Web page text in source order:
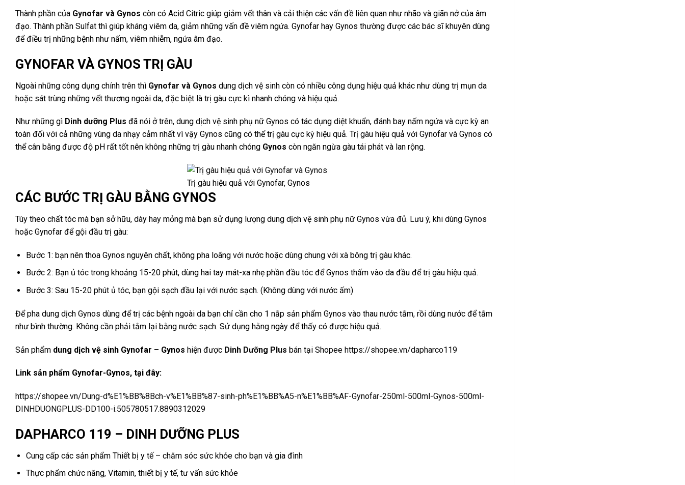
Thành phần của Gynofar và Gynos còn có Acid Citric giúp giảm vết thân và cải thiện các vấn đề liên quan như nhão và giãn nở của âm
đạo. Thành phần Sulfat thì giúp kháng viêm da, giảm những vấn đề viêm ngứa. Gynofar hay Gynos thường được các bác sĩ khuyên dùng
để điều trị những bệnh như nấm, viêm nhiễm, ngứa âm đạo.
GYNOFAR VÀ GYNOS TRỊ GÀU
Ngoài những công dụng chính trên thì Gynofar và Gynos dung dịch vệ sinh còn có nhiều công dụng hiệu quả khác như dùng trị mụn da
hoặc sát trùng những vết thương ngoài da, đặc biệt là trị gàu cực kì nhanh chóng và hiệu quả.
Như những gì Dinh dưỡng Plus đã nói ở trên, dung dịch vệ sinh phụ nữ Gynos có tác dụng diệt khuẩn, đánh bay nấm ngứa và cực kỳ an
toàn đối với cả những vùng da nhạy cảm nhất vì vậy Gynos cũng có thể trị gàu cực kỳ hiệu quả. Trị gàu hiệu quả với Gynofar và Gynos có
thể cân bằng được độ pH rất tốt nên không những trị gàu nhanh chóng Gynos còn ngăn ngừa gàu tái phát và lan rộng.
Trị gàu hiệu quả với Gynofar, Gynos
CÁC BƯỚC TRỊ GÀU BẰNG GYNOS
Tùy theo chất tóc mà bạn sở hữu, dày hay mỏng mà bạn sử dụng lượng dung dịch vệ sinh phụ nữ Gynos vừa đủ. Lưu ý, khi dùng Gynos
hoặc Gynofar để gội đầu trị gàu:
Bước 1: bạn nên thoa Gynos nguyên chất, không pha loãng với nước hoặc dùng chung với xà bông trị gàu khác.
Bước 2: Bạn ủ tóc trong khoảng 15-20 phút, dùng hai tay mát-xa nhẹ phần đầu tóc để Gynos thấm vào da đầu để trị gàu hiệu quả.
Bước 3: Sau 15-20 phút ủ tóc, bạn gội sạch đầu lại với nước sạch. (Không dùng với nước ấm)
Để pha dung dịch Gynos dùng để trị các bệnh ngoài da bạn chỉ cần cho 1 nắp sản phẩm Gynos vào thau nước tắm, rồi dùng nước để tắm
như bình thường. Không cần phải tắm lại bằng nước sạch. Sử dụng hằng ngày để thấy có được hiệu quả.
Sản phẩm dung dịch vệ sinh Gynofar – Gynos hiện được Dinh Dưỡng Plus bán tại Shopee https://shopee.vn/dapharco119
Link sản phẩm Gynofar-Gynos, tại đây:
https://shopee.vn/Dung-d%E1%BB%8Bch-v%E1%BB%87-sinh-ph%E1%BB%A5-n%E1%BB%AF-Gynofar-250ml-500ml-Gynos-500ml-
DINHDUONGPLUS-DD100-i.505780517.8890312029
DAPHARCO 119 – DINH DƯỠNG PLUS
Cung cấp các sản phẩm Thiết bị y tế – chăm sóc sức khỏe cho bạn và gia đình
Thực phẩm chức năng, Vitamin, thiết bị y tế, tư vấn sức khỏe